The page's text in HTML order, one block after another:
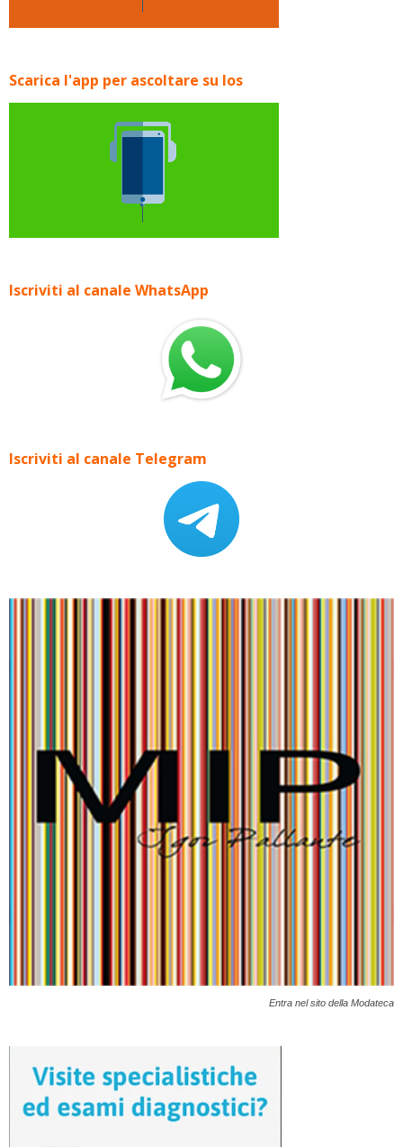
Scarica l'app per ascoltare su Ios
Iscriviti al canale WhatsApp
Iscriviti al canale Telegram
Entra nel sito della Modateca